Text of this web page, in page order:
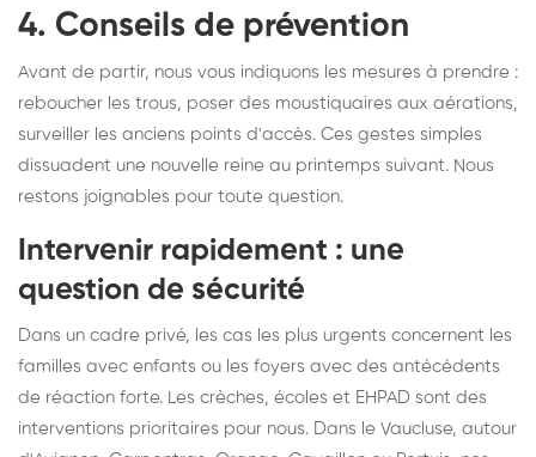
4. Conseils de prévention
Avant de partir, nous vous indiquons les mesures à prendre :
reboucher les trous, poser des moustiquaires aux aérations,
surveiller les anciens points d'accès. Ces gestes simples
dissuadent une nouvelle reine au printemps suivant. Nous
restons joignables pour toute question.
Intervenir rapidement : une
question de sécurité
Dans un cadre privé, les cas les plus urgents concernent les
familles avec enfants ou les foyers avec des antécédents
de réaction forte. Les crèches, écoles et EHPAD sont des
interventions prioritaires pour nous. Dans le Vaucluse, autour